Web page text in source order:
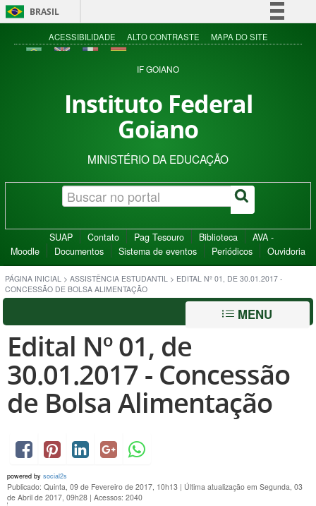
BRASIL
Simplifique!
Acesso à informação
ACESSIBILIDADE ALTO CONTRASTE MAPA DO SITE
IF GOIANO
Instituto Federal
Goiano
MINISTÉRIO DA EDUCAÇÃO
SUAP Contato Pag Tesouro Biblioteca
AVA -
Moodle
Documentos Sistema de eventos Periódicos Ouvidoria
PÁGINA INICIAL > ASSISTÊNCIA ESTUDANTIL > EDITAL Nº 01, DE 30.01.2017 -
CONCESSÃO DE BOLSA ALIMENTAÇÃO
MENU
Edital Nº 01, de
30.01.2017 - Concessão
de Bolsa Alimentação
powered by social2s
Publicado: Quinta, 09 de Fevereiro de 2017, 10h13 | Última atualização em Segunda, 03
de Abril de 2017, 09h28 | Acessos: 2040